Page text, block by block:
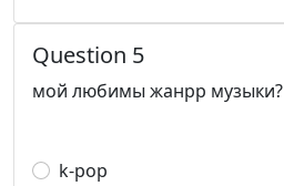
Question 5
мой любимы жанрр музыки?
k-pop